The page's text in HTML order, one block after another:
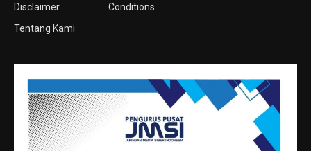
Disclaimer
Tentang Kami
Conditions